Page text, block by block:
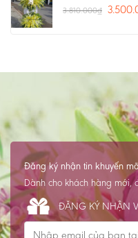
3.810.000₫
Đăng ký nhận tin khuyến
Dành cho khách hàng mới,
ĐĂNG KÝ NHẬN